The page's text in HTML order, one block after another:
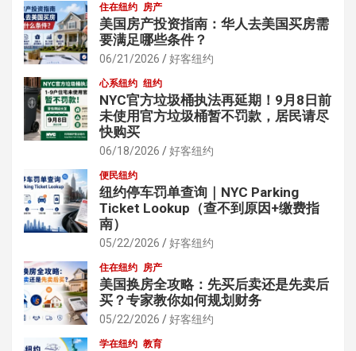
住在纽约 房产
美国房产投资指南：华人去美国买房需
要满足哪些条件？
06/21/2026 好客纽约
心系纽约 纽约
NYC官方垃圾桶执法再延期！9月8日前
未使用官方垃圾桶暂不罚款，居民请尽
快购买
06/18/2026 好客纽约
便民纽约
纽约停车罚单查询｜NYC Parking
Ticket Lookup（查不到原因+缴费指
南）
05/22/2026 好客纽约
住在纽约 房产
美国换房全攻略：先买后卖还是先卖后
买？专家教你如何规划财务
05/22/2026 好客纽约
学在纽约 教育